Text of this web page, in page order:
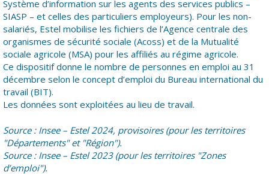
Système d’information sur les agents des services publics –
SIASP – et celles des particuliers employeurs). Pour les non-
salariés, Estel mobilise les fichiers de l’Agence centrale des
organismes de sécurité sociale (Acoss) et de la Mutualité
sociale agricole (MSA) pour les affiliés au régime agricole.
Ce dispositif donne le nombre de personnes en emploi au 31
décembre selon le concept d’emploi du Bureau international du
travail (BIT).
Les données sont exploitées au lieu de travail.
Source : Insee – Estel 2024, provisoires (pour les territoires
"Départements" et "Région").
Source : Insee – Estel 2023 (pour les territoires "Zones
d’emploi").